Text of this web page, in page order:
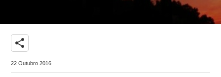
share
22 Outubro 2016